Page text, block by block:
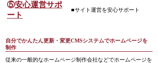
⑤安心運営サポ
ート
■サイト運営を安心サポート
自分でかんたん更新・変更CMSシステムでホームページを
制作
従来の一般的なホームページ制作会社などでホームページを